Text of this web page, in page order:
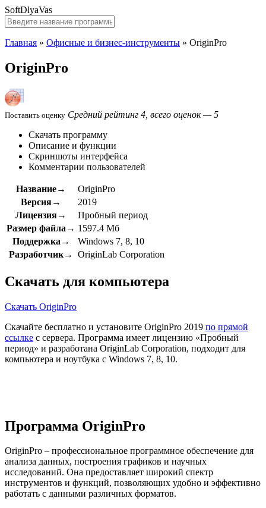
SoftDlyaVas
Главная » Офисные и бизнес-инструменты » OriginPro
OriginPro
Поставить оценку Средний рейтинг 4, всего оценок — 5
Скачать программу
Описание и функции
Скриншоты интерфейса
Комментарии пользователей
Название→
OriginPro
Версия→
2019
Лицензия→
Пробный период
Размер файла→ 1597.4 Мб
Поддержка→
Windows 7, 8, 10
Разработчик→
OriginLab Corporation
Скачать для компьютера
Скачать OriginPro
Скачайте бесплатно и установите OriginPro 2019 по прямой
ссылке с сервера. Программа имеет лицензию «Пробный
период» и разработана OriginLab Corporation, подходит для
компьютера и ноутбука с Windows 7, 8, 10.
Программа OriginPro
OriginPro – профессиональное программное обеспечение для
анализа данных, построения графиков и научных
исследований. Она предоставляет широкий спектр
инструментов и функций, позволяющих удобно и эффективно
работать с данными различных форматов.